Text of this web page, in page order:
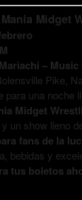
Midget
– Music
Pike,
para una noche
Midget
un show lleno
fans de la
bebidas y
tus boletos